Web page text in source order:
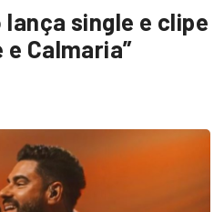
single e clipe
e Calmaria”